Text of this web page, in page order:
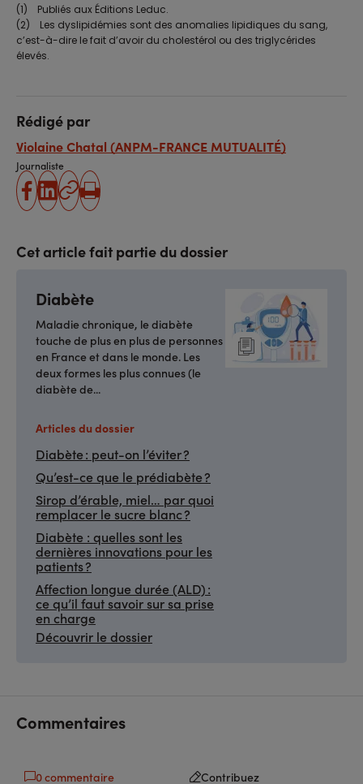
(1) Publiés aux Éditions Leduc.
(2) Les dyslipidémies sont des anomalies lipidiques du sang,
c’est-à-dire le fait d’avoir du cholestérol ou des triglycérides
élevés.
Rédigé par
Violaine Chatal (ANPM-FRANCE MUTUALITÉ)
Journaliste
partager
facebook
partager
linkedin
Copier
Imprimer
Cet article fait partie du dossier
Diabète
Maladie chronique, le diabète
touche de plus en plus de personnes
en France et dans le monde. Les
deux formes les plus connues (le
diabète de...
Articles du dossier
Diabète : peut-on l’éviter ?
Qu’est-ce que le prédiabète ?
Sirop d’érable, miel… par quoi
remplacer le sucre blanc ?
Diabète : quelles sont les
dernières innovations pour les
patients ?
Affection longue durée (ALD) :
ce qu’il faut savoir sur sa prise
en charge
Découvrir le dossier
Commentaires
0 commentaire Contribuez